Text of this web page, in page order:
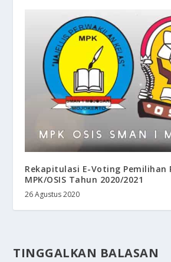
Rekapitulasi E-Voting Pemilihan
MPK/OSIS Tahun 2020/2021
26 Agustus 2020
TINGGALKAN BALASAN